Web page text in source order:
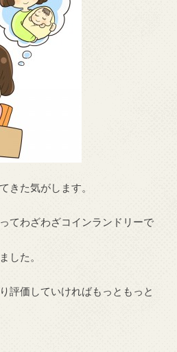
きた気がします。
てわざわざコインランドリーで
した。
評価していければもっともっと